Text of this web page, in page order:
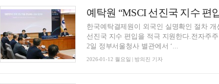
한국예탁결제원이 외국인 실명확인 절차
선진국 지수 편입을 적극 지원한다.전자주
2일 정부서울청사 별관에서 ‘...
2026-01-12 월요일 | 방의진 기자